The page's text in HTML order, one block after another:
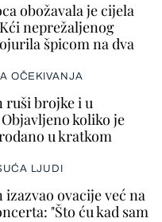
obožavala je cijela
neprežaljenog
špicom na dva
OČEKIVANJA
ruši brojke i u
koliko je
u kratkom
LJUDI
ovacije već na
"Što ću kad sam